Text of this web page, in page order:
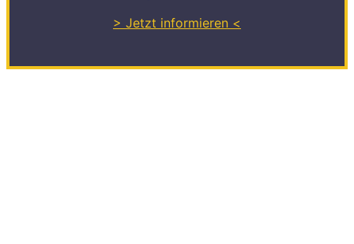
> Jetzt informieren <